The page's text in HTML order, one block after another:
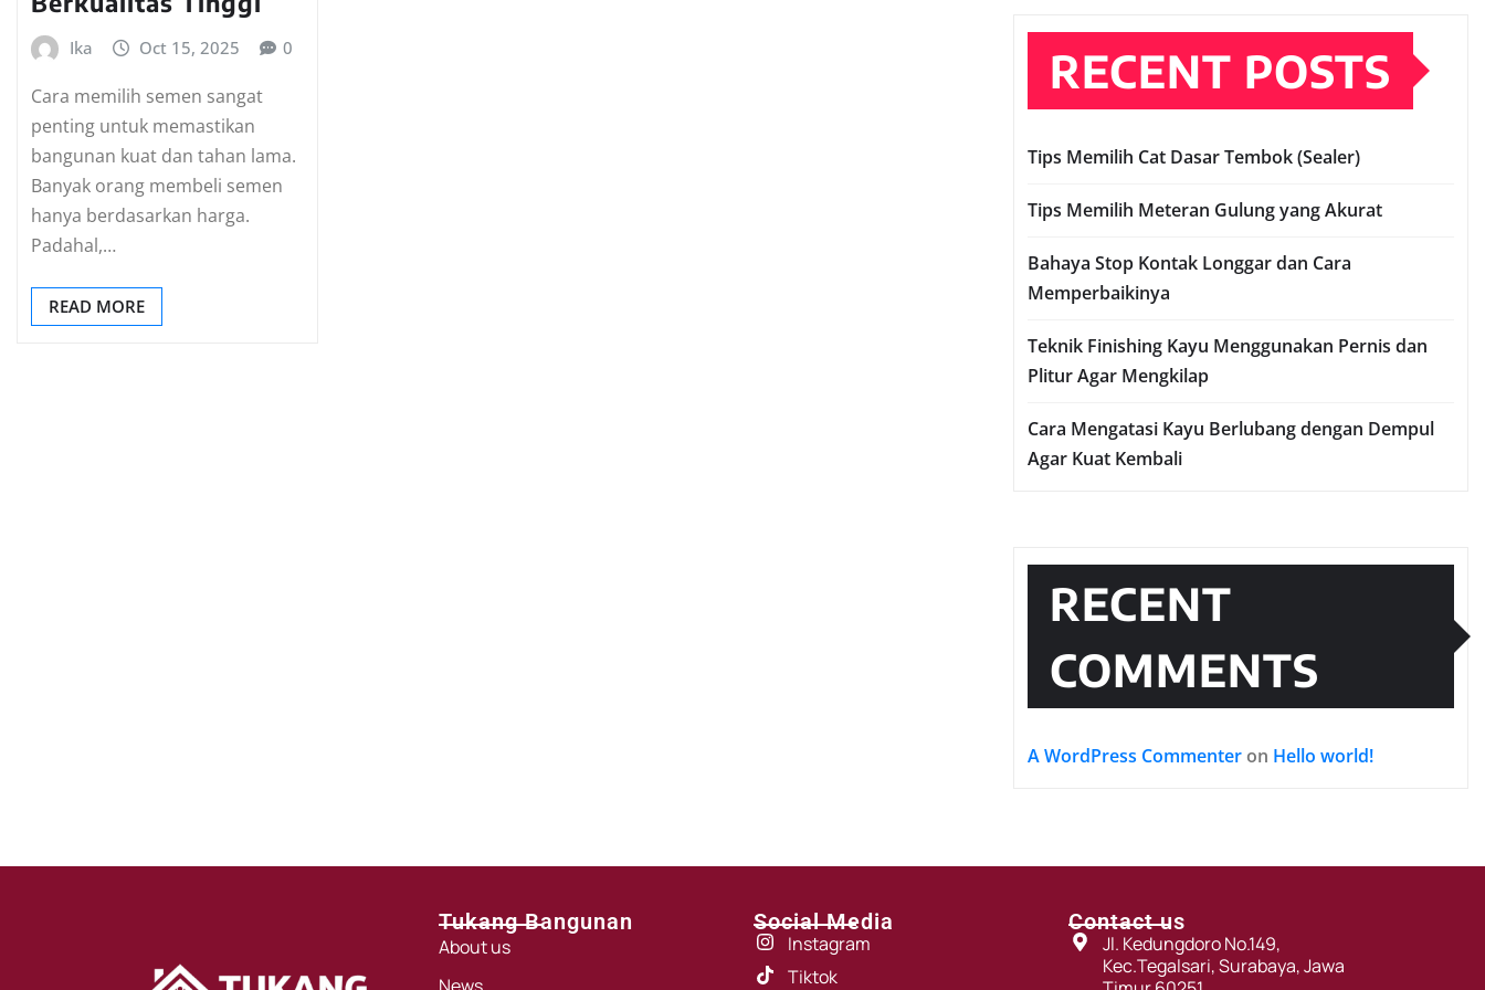
Ika Oct 15, 2025 0
Cara memilih semen sangat
penting untuk memastikan
bangunan kuat dan tahan lama.
Banyak orang membeli semen
hanya berdasarkan harga.
Padahal,…
READ MORE
RECENT POSTS
Tips Memilih Cat Dasar Tembok (Sealer)
Tips Memilih Meteran Gulung yang Akurat
Bahaya Stop Kontak Longgar dan Cara
Memperbaikinya
Teknik Finishing Kayu Menggunakan Pernis dan
Plitur Agar Mengkilap
Cara Mengatasi Kayu Berlubang dengan Dempul
Agar Kuat Kembali
RECENT
COMMENTS
A WordPress Commenter on Hello world!
Tukang Bangunan
About us
Social Media
Instagram
Tiktok
Contact us
Jl. Kedungdoro No.149,
Kec.Tegalsari, Surabaya, Jawa